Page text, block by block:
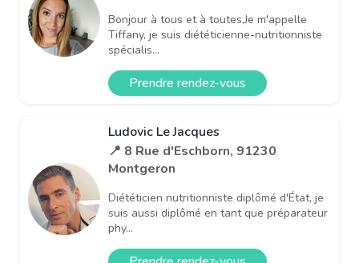
Bonjour à tous et à toutes,Je m'appelle
Tiffany, je suis diététicienne-nutritionniste
spécialis...
Prendre rendez-vous
Ludovic Le Jacques
📍 8 Rue d'Eschborn, 91230
Montgeron
Diététicien nutritionniste diplômé d'État, je
suis aussi diplômé en tant que préparateur
phy...